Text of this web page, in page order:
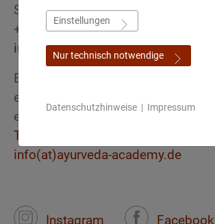
Schweiz
+41 (0) 44 260 70 70
info(at)ayurveda-akademie.ch
Europäische Akademie für Ayurveda
eAcademy international
eLearning & Webinar Plattform
Termin für Zoom call vereinbaren
info(at)ayurveda-academy.de
Instagram Facebook
Einstellungen
Nur technisch notwendige
Datenschutzhinweise | Impressum